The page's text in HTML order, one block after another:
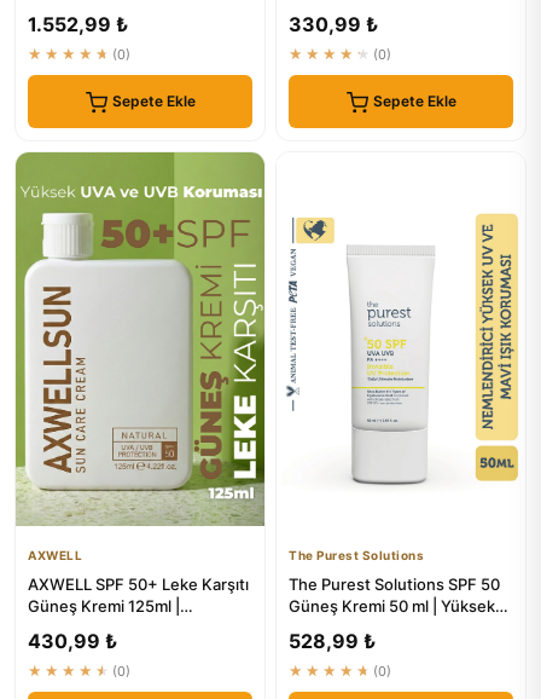
1.552,99 ₺
★★★★★ (0)
Sepete Ekle
330,99 ₺
★★★★★ (0)
Sepete Ekle
AXWELL
AXWELL SPF 50+ Leke Karşıtı
Güneş Kremi 125ml |
430,99 ₺
★★★★★ (0)
The Purest Solutions
The Purest Solutions SPF 50
Güneş Kremi 50 ml | Yüksek
528,99 ₺
★★★★★ (0)